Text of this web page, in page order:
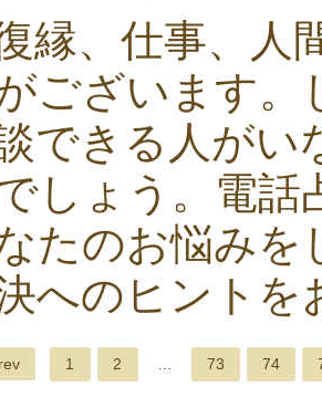
縁、仕事、人
ございます
できる人がい
しょう。電
たのお悩みを
へのヒントを
1 2 … 73 74